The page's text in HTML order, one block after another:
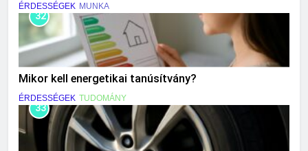
ÉRDESSÉGEK MUNKA
32
Mikor kell energetikai tanúsítvány?
ÉRDESSÉGEK TUDOMÁNY
33